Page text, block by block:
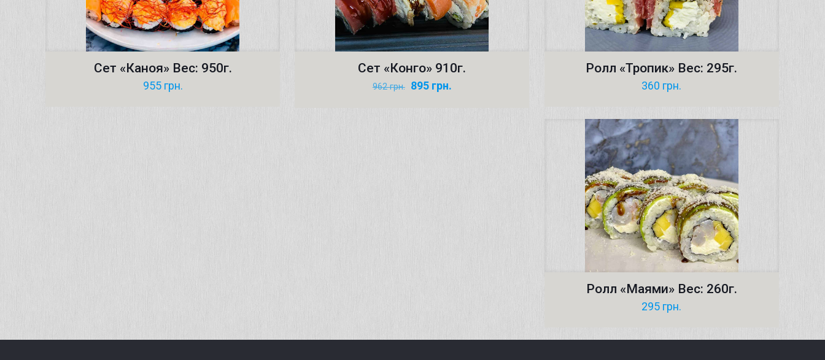
Сет «Каноя» Вес: 950г.
955 грн.
Сет «Конго» 910г.
962грн. Первоначальная
895 грн.Текущая
Ролл «Тропик» Вес: 295г.
360 грн.
Ролл «Маями» Вес: 260г.
295 грн.